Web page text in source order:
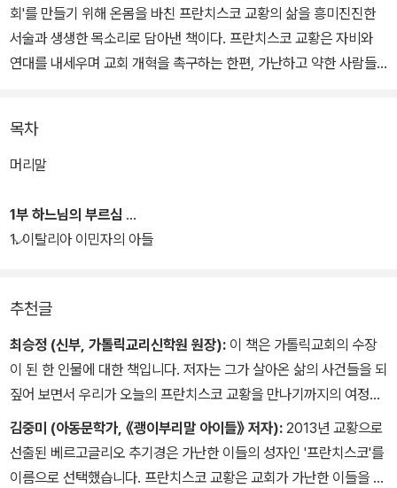
회'를 만들기 위해 온몸을 바친 프란치스코 교황의 삶을 흥미진진한
서술과 생생한 목소리로 담아낸 책이다. 프란치스코 교황은 자비와
연대를 내세우며 교회 개혁을 촉구하는 한편, 가난하고 약한 사람들
이 책은 프란치스코 교황이 수호하는 가치가 그가 온몸으로 겪어낸
의 경제 속에서 소외된 사람들, 타인의 고통에 눈감아 버린 사람들에
게 교황이 전하는 소박하면서도 강력한 메시지는 이 시대를 살아가는
목차
머리말
1부 하느님의 부르심
1. 이탈리아 이민자의 아들
추천글
최승정 (신부, 가톨릭교리신학원 원장): 이 책은 가톨릭교회의 수장
이 된 한 인물에 대한 책입니다. 저자는 그가 살아온 삶의 사건들을 되
짚어 보면서 우리가 오늘의 프란치스코 교황을 만나기까지의 여정을
역사적·사회적 지평 위에서 바라봅니다. 그리고 그 바라봄을 통해 어
린이들에게 인간과 세상에 대한 진지한 질문을 던집니다. 내일의 세
상을 준비하는 어린이들뿐 아니라, 역사의 부침 속에서 프란치스코
김중미 (아동문학가, 《괭이부리말 아이들》 저자): 2013년 교황으로
선출된 베르고글리오 추기경은 가난한 이들의 성자인 '프란치스코'를
이름으로 선택했습니다. 프란치스코 교황은 교회가 가난한 이들을 위